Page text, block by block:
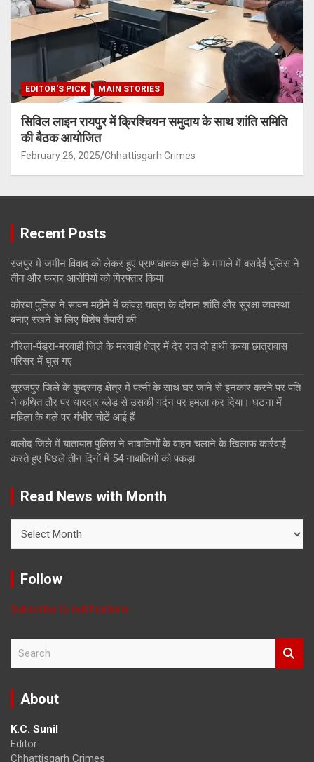
EDITOR'S PICK MAIN STORIES
सिविल लाइन रायपुर में क्रिश्चियन समुदाय के साथ शांति समिति
की बैठक आयोजित
February 26, 2025 Chhattisgarh Crimes
Recent Posts
रजपुर में जमीन विवाद को लेकर हुए प्राणघातक हमले के मामले में बसदेई पुलिस ने
तीन और फरार आरोपियों को गिरफ्तार किया
कोरबा पुलिस ने सावन महीने में कांवड़ यात्रा के दौरान शांति और सुरक्षा व्यवस्था
बनाए रखने के लिए विशेष तैयारी की
गौरेला-पेंड्रा-मरवाही जिले के मरवाही क्षेत्र में देर रात दो हाथी कन्या छात्रावास
परिसर में घुस गए
सूरजपुर जिले के कुदरगढ़ क्षेत्र में पत्नी के साथ घर जाने से इनकार करने पर पति
ने कथित तौर पर धारदार ब्लेड से उसकी गर्दन पर हमला कर दिया। घटना में
महिला के गले पर गंभीर चोटें आई हैं
बालोद जिले में यातायात पुलिस ने नाबालिगों के वाहन चलाने के खिलाफ कार्रवाई
करते हुए पिछले तीन दिनों में 54 नाबालिगों को पकड़ा
Read News with Month
News
Month
Follow
Subscribe to notifications
r
About
K.C. Sunil
Editor
Chhattisgarh Crimes